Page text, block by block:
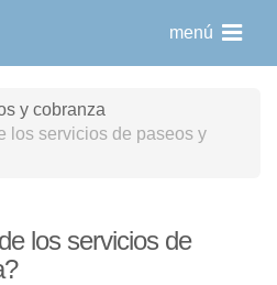
menú
y cobranza
los servicios de paseos y
los servicios de